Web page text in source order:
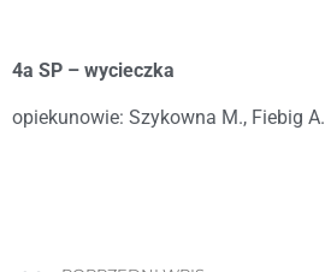
4a SP – wycieczka
opiekunowie: Szykowna M., Fiebig A.